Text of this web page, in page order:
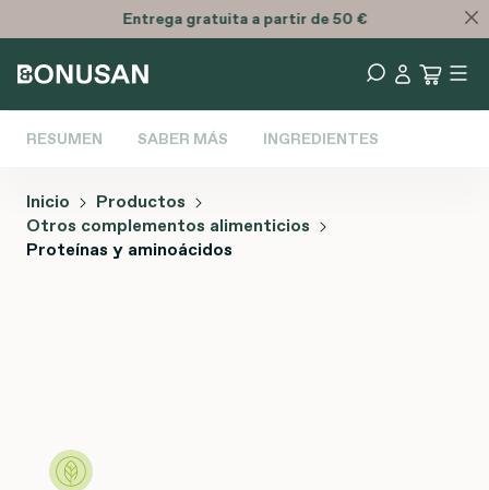
Entrega gratuita a partir de 50 €
RESUMEN SABER MÁS INGREDIENTES
Inicio
Productos
Otros complementos alimenticios
Proteínas y aminoácidos